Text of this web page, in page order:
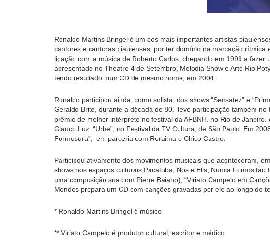
Ronaldo Martins Bringel é um dos mais importantes artistas
cantores e cantoras piauienses, por ter domínio na marcação
ligação com a música de Roberto Carlos, chegando em 1999 a fazer
apresentado no Theatro 4 de Setembro, Melodia Show e Arte Rio
tendo resultado num CD de mesmo nome, em 2004.
Ronaldo participou ainda, como solista, dos shows “Sensatez” e
Geraldo Brito, durante a década de 80. Teve participação também
prêmio de melhor intérprete no festival da AFBNH, no Rio de
Glauco Luz, “Urbe”, no Festival da TV Cultura, de São Paulo. Em
Formosura”, em parceria com Roraima e Chico Castro.
Participou ativamente dos movimentos musicais que aconteceram,
shows nos espaços culturais Pacatuba, Nós e Elis, Nunca Fomos
uma composição sua com Pierre Baiano), “Viriato Campelo em
Mendes prepara um CD com canções gravadas por ele ao longo do
* Ronaldo Martins Bringel é músico
** Viriato Campelo é produtor cultural, escritor e médico